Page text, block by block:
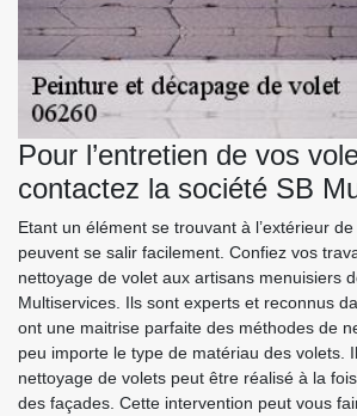
Pour l’entretien de vos
contactez la société SB
Etant un élément se trouvant à l’extérieur
peuvent se salir facilement. Confiez vos
nettoyage de volet aux artisans menuisiers
Multiservices. Ils sont experts et reconnus
ont une maitrise parfaite des méthodes de
peu importe le type de matériau des volets.
nettoyage de volets peut être réalisé à la
des façades. Cette intervention peut vous